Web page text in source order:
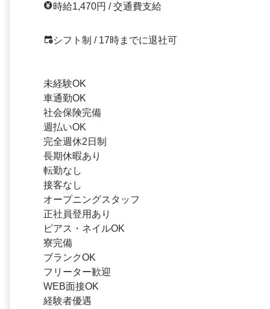
時給1,470円 / 交通費支給
シフト制 / 17時までに退社可
未経験OK
車通勤OK
社会保険完備
週払いOK
完全週休2日制
長期休暇あり
転勤なし
接客なし
オープニングスタッフ
正社員登用あり
ピアス・ネイルOK
寮完備
ブランクOK
フリーター歓迎
WEB面接OK
経験者優遇